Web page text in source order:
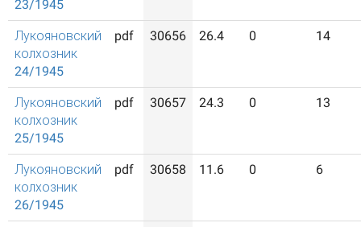
23/1945
Лукояновский
колхозник
24/1945
pdf 30656 26.4 0 14
Лукояновский
колхозник
25/1945
pdf 30657 24.3 0 13
Лукояновский
колхозник
26/1945
pdf 30658 11.6 0 6